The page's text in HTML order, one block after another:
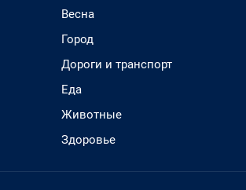
Весна
Город
Дороги и транспорт
Еда
Животные
Здоровье